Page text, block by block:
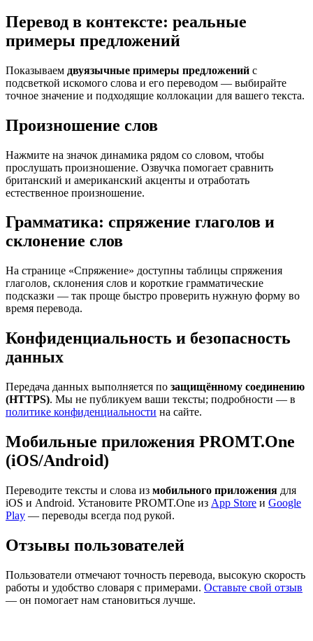
Перевод в контексте: реальные
примеры предложений
Показываем двуязычные примеры предложений с
подсветкой искомого слова и его переводом — выбирайте
точное значение и подходящие коллокации для вашего текста.
Произношение слов
Нажмите на значок динамика рядом со словом, чтобы
прослушать произношение. Озвучка помогает сравнить
британский и американский акценты и отработать
естественное произношение.
Грамматика: спряжение глаголов и
склонение слов
На странице «Спряжение» доступны таблицы спряжения
глаголов, склонения слов и короткие грамматические
подсказки — так проще быстро проверить нужную форму во
время перевода.
Конфиденциальность и безопасность
данных
Передача данных выполняется по защищённому соединению
(HTTPS). Мы не публикуем ваши тексты; подробности — в
политике конфиденциальности на сайте.
Мобильные приложения PROMT.One
(iOS/Android)
Переводите тексты и слова из мобильного приложения для
iOS и Android. Установите PROMT.One из App Store и Google
Play — переводы всегда под рукой.
Отзывы пользователей
Пользователи отмечают точность перевода, высокую скорость
работы и удобство словаря с примерами. Оставьте свой отзыв
— он помогает нам становиться лучше.